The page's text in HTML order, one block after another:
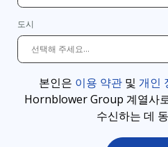
도시
본인은 이용 약관 및 개인
Hornblower Group 계열사
수신하는 데